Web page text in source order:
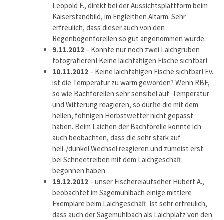
Leopold F., direkt bei der Aussichtsplattform beim
Kaiserstandbild, im Engleithen Altarm. Sehr
erfreulich, dass dieser auch von den
Regenbogenforellen so gut angenommen wurde.
9.11.2012– Konnte nur noch zwei Laichgruben
fotografieren! Keine laichfähigen Fische sichtbar!
10.11.2012– Keine laichfähigen Fische sichtbar! Ev.
ist die Temperatur zu warm geworden? Wenn RBF,
so wie Bachforellen sehr sensibel auf Temperatur
und Witterung reagieren, so dürfte die mit dem
hellen, föhnigen Herbstwetter nicht gepasst
haben. Beim Laichen der Bachforelle konnte ich
auch beobachten, dass die sehr stark auf
hell-/dunkel Wechsel reagieren und zumeist erst
bei Schneetreiben mit dem Laichgeschäft
begonnen haben.
19.12.2012– unser Fischereiaufseher Hubert A.,
beobachtet im Sägemühlbach einige mittlere
Exemplare beim Laichgeschäft. Ist sehr erfreulich,
dass auch der Sägemühlbach als Laichplatz von den